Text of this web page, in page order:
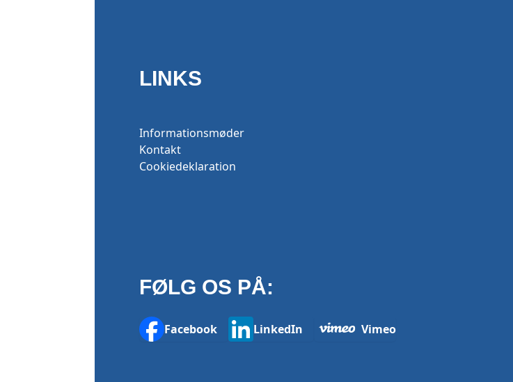
LINKS
Informationsmøder
Kontakt
Cookiedeklaration
FØLG OS PÅ:
Facebook LinkedIn Vimeo